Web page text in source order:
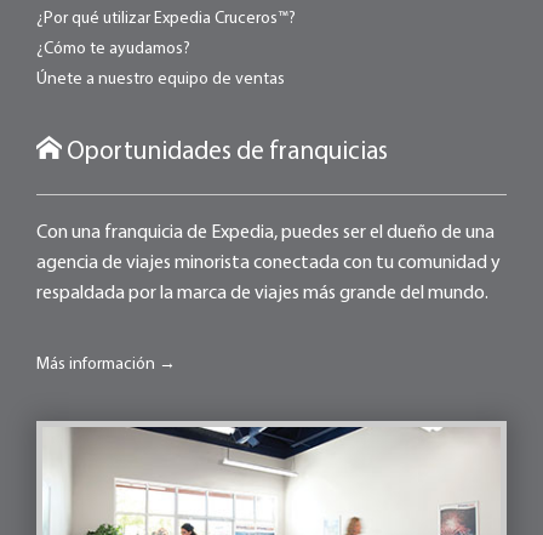
¿Por qué utilizar Expedia Cruceros™?
¿Cómo te ayudamos?
Únete a nuestro equipo de ventas
Oportunidades de franquicias
Con una franquicia de Expedia, puedes ser el dueño de una
agencia de viajes minorista conectada con tu comunidad y
respaldada por la marca de viajes más grande del mundo.
Más información →